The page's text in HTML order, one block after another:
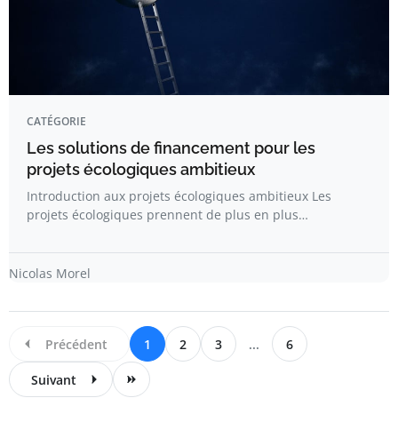
CATÉGORIE
Les solutions de financement pour les
projets écologiques ambitieux
Introduction aux projets écologiques ambitieux Les
projets écologiques prennent de plus en plus…
Nicolas Morel
Précédent 1 2 3 ... 6
Suivant